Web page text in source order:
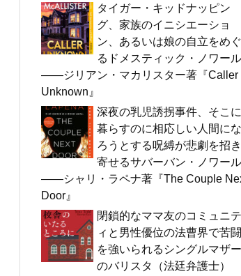
タイガー・キッドナッピン
グ、家族のイニシエーショ
ン、あるいは娘の自立をめぐ
るドメスティック・ノワール
――ジリアン・マカリスター著『Caller
Unknown』
深夜の乳児誘拐事件、そこに
暮らすのに相応しい人間にな
ろうとする呪縛が悲劇を招き
寄せるサバーバン・ノワール
――シャリ・ラペナ著『The Couple
Door』
閉鎖的なママ友のコミュニテ
ィと男性優位の法曹界で苦闘
を強いられるシングルマザー
のバリスタ（法廷弁護士）